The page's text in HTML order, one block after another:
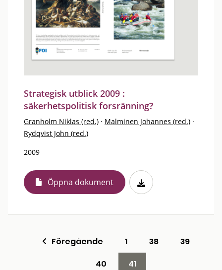
Strategisk utblick 2009 :
säkerhetspolitisk forsränning?
Granholm Niklas (red.) · Malminen Johannes (red.) ·
Rydqvist John (red.)
2009
Öppna dokument
Föregående 1 38
39
40
41